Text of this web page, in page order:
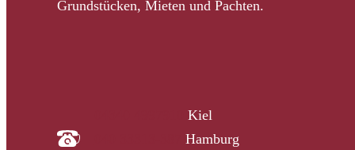
Grundstücken, Mieten und Pachten.
Kiel
Hamburg